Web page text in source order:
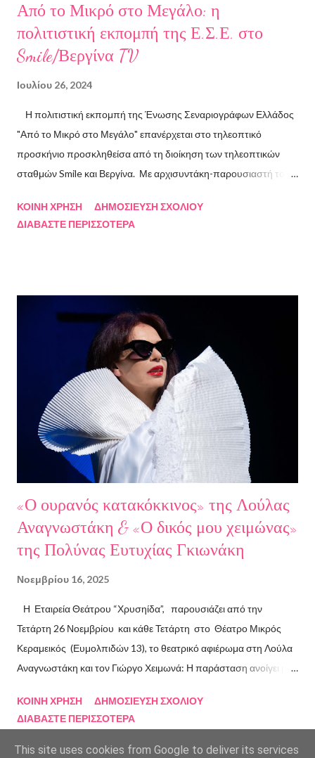
Από το Μικρό στο Μεγάλο: η
πολιτιστική εκπομπή της Ε.Σ.Ε. στο
Smile/Βεργίνα TV
Ιουλίου 26, 2024
Η πολιτιστική εκπομπή της Ένωσης Σεναριογράφων Ελλάδος
"Από το Μικρό στο Μεγάλο" επανέρχεται στο τηλεοπτικό
προσκήνιο προσκληθείσα από τη διοίκηση των τηλεοπτικών
σταθμών Smile και Βεργίνα. Με αρχισυντάκη-παρουσιαστή τον
Κακαβά θα προβάλλεται από τις 3 Αυγούστου και κάθε Σάββατο
Λουκάς Κούτρας Τη δεύτερη εκπομπή τίμησαν ο πρώην
πρόεδρος της Ε.Σ.Ε., συγγραφέας, Στάθης Βαλούκος, ο
ιστορικός συγγραφέας Δρ Ιωάννης Δασκαρόλης, η
μουσικοσυνθέτης Πέννυ Μπινιάρη και ο σκηνοθέτης Στέργιος
Παπαευαγγέλου Σκηνοθεσία: Δημήτρης Σωτηράκης Βοηθός
Σκηνοθέτης: Νεκταρία Δασκαλάκη Παρουσιάστηκαν τα βιβλία
"Ο πόλεμος δεν τελείωσε ακόμα" μυθιστόρημα του Στάθη
Βαλούκου και τα ε...
ΚΟΙΝΉ ΧΡΉΣΗ
ΔΗΜΟΣΊΕΥΣΗ ΣΧΟΛΊΟΥ
ΔΙΑΒΆΣΤΕ ΠΕΡΙΣΣΌΤΕΡΑ
«Ο ουρανός κατακόκκινος» της Λούλας
Αναγνωστάκη & «Ο δικός μου χειμώνας»
της Πολύνας Ευτυχίας Γκιωνάκη
Νοεμβρίου 16, 2025
Η Εταιρεία Θεάτρου “Χρυσηίδα”, παρουσιάζει από την
Τετάρτη 26 Νοεμβρίου και κάθε Τετάρτη στο Θέατρο Μικρός
Κεραμεικός (Ευμολπιδών 13), το θεατρικό αφιέρωμα στη Λούλα
Αναγνωστάκη και τον Γιώργο Χειμωνά: Η παράσταση ανοίγει με
αυτοπαρουσιάζεται με μαύρο χιούμορ, σαρκάζει την κοινωνία και
τις ιδεολογίες που κατέρρευσαν, επιχειρώντας τη δική της
προσωπική επανάσταση από μια ταράτσα στον Κορυδαλλό με
ΚΟΙΝΉ ΧΡΉΣΗ
ΔΗΜΟΣΊΕΥΣΗ ΣΧΟΛΊΟΥ
ΔΙΑΒΆΣΤΕ ΠΕΡΙΣΣΌΤΕΡΑ
This site uses cookies from Google to deliver its services